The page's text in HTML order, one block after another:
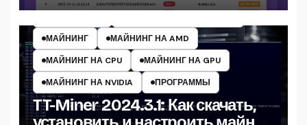
МАЙНИНГ
МАЙНИНГ НА AMD
МАЙНИНГ НА CPU
МАЙНИНГ НА GPU
МАЙНИНГ НА NVIDIA
ПРОГРАММЫ
TT-Miner 2024.3.1: Как скачать,